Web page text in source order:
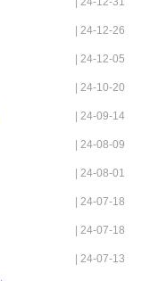
| 24-12-26
| 24-12-05
| 24-10-20
| 24-09-14
| 24-08-09
| 24-08-01
| 24-07-18
| 24-07-18
| 24-07-13